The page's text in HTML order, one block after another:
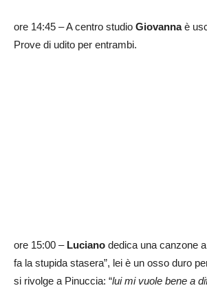
ore 14:45 – A centro studio Giovannaè
Prove di udito per entrambi.
ore 15:00 – Luciano dedica una canzone a
fa la stupida stasera”, lei è un osso duro
si rivolge a Pinuccia: “lui mi vuole bene a